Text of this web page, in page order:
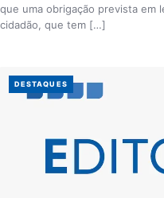
que uma obrigação prevista em
cidadão, que tem […]
DESTAQUES